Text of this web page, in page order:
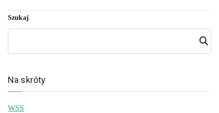
Szukaj
Szuka
j
Na skróty
WSS